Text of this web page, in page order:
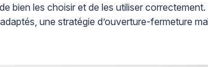
les choisir et de les utiliser correctement.
une stratégie d’ouverture-fermeture